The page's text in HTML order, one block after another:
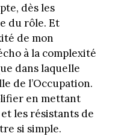
dès les
du rôle. Et
de mon
à la complexité
dans laquelle
de l’Occupation.
en mettant
les résistants de
si simple.